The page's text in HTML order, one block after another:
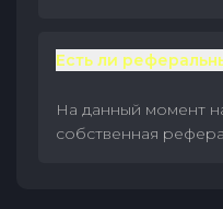
Есть ли
На данный момент
собственная